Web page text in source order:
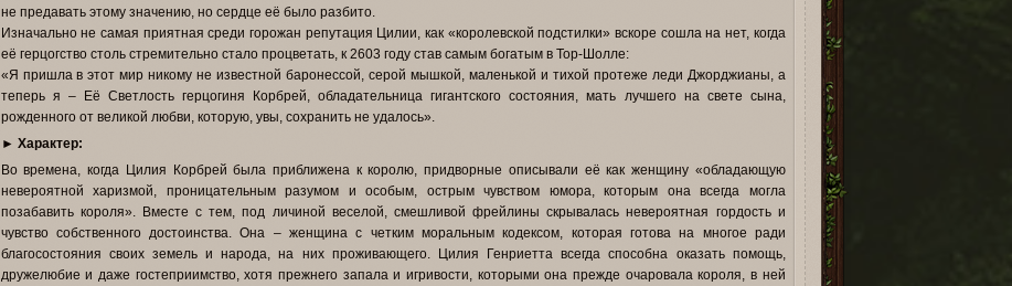
не предавать этому значению, но сердце её было разбито.
Изначально не самая приятная среди горожан репутация Цилии, как «королевской подстилки» вскоре сошла на нет, когда
её герцогство столь стремительно стало процветать, к 2603 году став самым богатым в Тор-Шолле:
«Я пришла в этот мир никому не известной баронессой, серой мышкой, маленькой и тихой протеже леди Джорджианы, а
теперь я – Её Светлость герцогиня Корбрей, обладательница гигантского состояния, мать лучшего на свете сына,
рожденного от великой любви, которую, увы, сохранить не удалось».
► Характер:
Во времена, когда Цилия Корбрей была приближена к королю, придворные описывали её как женщину «обладающую
невероятной харизмой, проницательным разумом и особым, острым чувством юмора, которым она всегда могла
позабавить короля». Вместе с тем, под личиной веселой, смешливой фрейлины скрывалась невероятная гордость и
чувство собственного достоинства. Она – женщина с четким моральным кодексом, которая готова на многое ради
благосостояния своих земель и народа, на них проживающего. Цилия Генриетта всегда способна оказать помощь,
дружелюбие и даже гостеприимство, хотя прежнего запала и игривости, которыми она прежде очаровала короля, в ней